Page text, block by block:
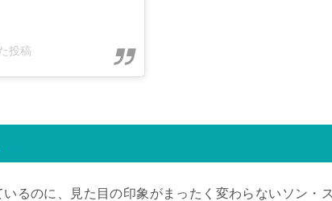
投稿
るのに、見た目の印象がまったく変わらないソン・